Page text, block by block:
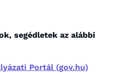
segédletek az alábbi
Portál (gov.hu)